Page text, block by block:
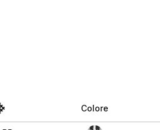
Colore